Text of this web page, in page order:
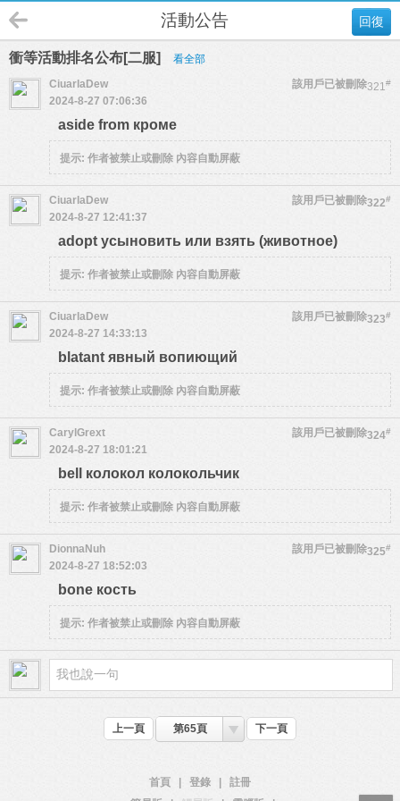
回復
活動公告
衝等活動排名公布[二服] 看全部
321#
CiuarlaDew
該用戶已被刪除
2024-8-27 07:06:36
aside from кроме
提示: 作者被禁止或刪除 內容自動屏蔽
322#
CiuarlaDew
該用戶已被刪除
2024-8-27 12:41:37
adopt усыновить или взять (животное)
提示: 作者被禁止或刪除 內容自動屏蔽
323#
CiuarlaDew
該用戶已被刪除
2024-8-27 14:33:13
blatant явный вопиющий
提示: 作者被禁止或刪除 內容自動屏蔽
324#
CarylGrext
該用戶已被刪除
2024-8-27 18:01:21
bell колокол колокольчик
提示: 作者被禁止或刪除 內容自動屏蔽
325#
DionnaNuh
該用戶已被刪除
2024-8-27 18:52:03
bone кость
提示: 作者被禁止或刪除 內容自動屏蔽
上一頁 第65頁 下一頁
首頁 登錄
註冊